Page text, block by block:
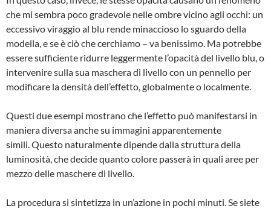
che mi sembra poco gradevole nelle ombre vicino agli occhi: un
eccessivo viraggio al blu rende minaccioso lo sguardo della
modella, e se è ciò che cerchiamo – va benissimo. Ma potrebbe
essere sufficiente ridurre leggermente l’opacità del livello blu, o
intervenire sulla sua maschera di livello con un pennello per
modificare la densità dell’effetto, globalmente o localmente.
Questi due esempi mostrano che l’effetto può manifestarsi in
maniera diversa anche su immagini apparentemente
simili. Questo naturalmente dipende dalla struttura della
luminosità, che decide quanto colore passerà in quali aree per
mezzo delle maschere di livello.
La procedura si sintetizza in un’azione in pochi minuti. Se siete